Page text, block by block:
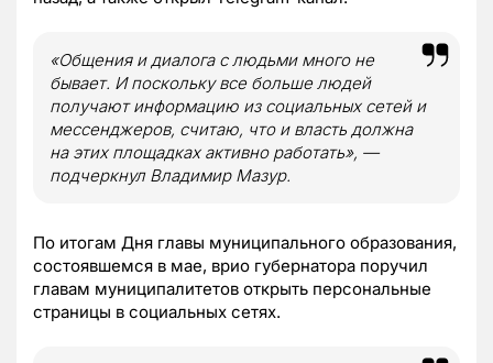
«Общения и диалога с людьми много не
бывает. И поскольку все больше людей
получают информацию из социальных сетей и
мессенджеров, считаю, что и власть должна
на этих площадках активно работать», —
подчеркнул Владимир Мазур.
По итогам Дня главы муниципального образования,
состоявшемся в мае, врио губернатора поручил
главам муниципалитетов открыть персональные
страницы в социальных сетях.